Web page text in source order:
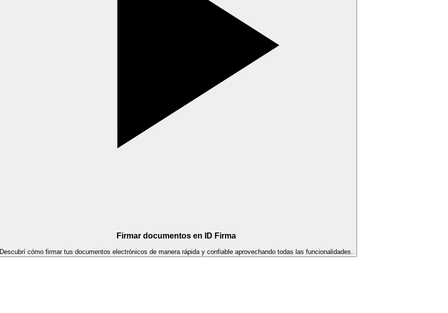
Firmar documentos en ID Firma
Descubrí cómo firmar tus documentos electrónicos de manera rápida y confiable aprovechando todas las funcionalidades.